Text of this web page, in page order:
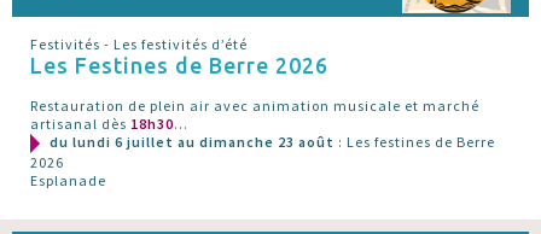
Festivités - Les festivités d’été
Les Festines de Berre 2026
Restauration de plein air avec animation musicale et marché
artisanal dès 18h30...
du lundi 6 juillet au dimanche 23 août : Les festines de Berre
2026
Esplanade